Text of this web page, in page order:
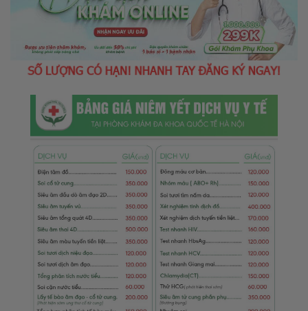
SỐ LƯỢNG CÓ HẠN! NHANH TAY ĐĂNG KÝ NGAY!